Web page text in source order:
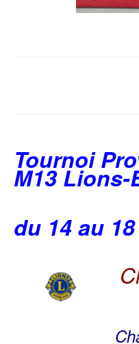
Tournoi
M13 Lions-
du 14 au